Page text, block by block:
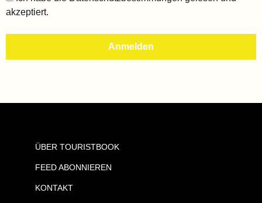
akzeptiert.
ÜBER TOURISTBOOK
FEED ABONNIEREN
KONTAKT